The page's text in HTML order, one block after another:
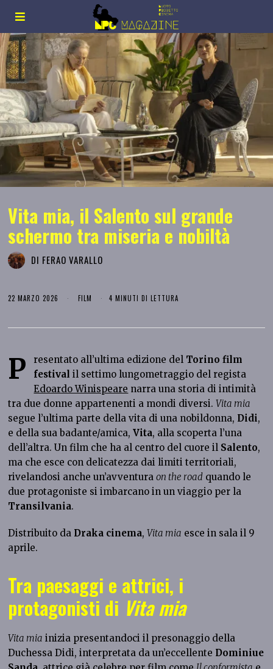
Vita mia, il Salento sul grande
schermo tra miseria e nobiltà
DI FERAO VARALLO
22 MARZO 2026 FILM 4 MINUTI DI LETTURA
P resentato all’ultima edizione del Torino film
festival il settimo lungometraggio del regista
Edoardo Winispeare narra una storia di intimità
tra due donne appartenenti a mondi diversi.Vita mia
segue l’ultima parte della vita di una nobildonna, Didi,
e della sua badante/amica,Vita, alla scoperta l’una
dell’altra. Un film che ha al centro del cuore il Salento,
ma che esce con delicatezza dai limiti territoriali,
rivelandosi anche un’avventuraon the road quando le
due protagoniste si imbarcano in un viaggio per la
Transilvania.
Distribuito da Draka cinema,Vita mia esce in sala il 9
aprile.
Tra paesaggi e attrici, i
protagonisti di Vita mia
Vita mia inizia presentandoci il presonaggio della
Duchessa Didi, interpretata da un’eccellente Dominiue